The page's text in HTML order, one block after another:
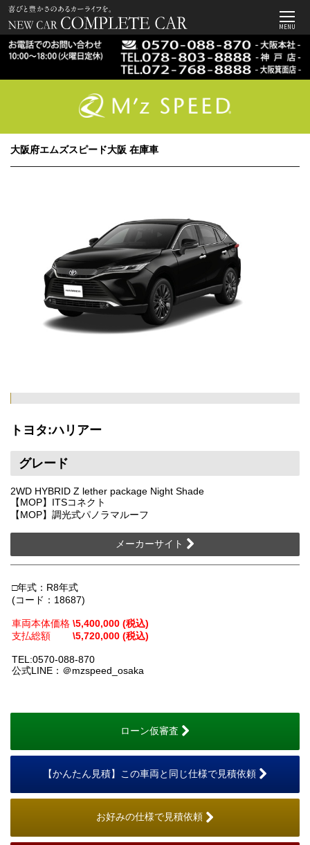
MENU
大阪府エムズスピード大阪 在庫車
トヨタ:ハリアー
グレード
2WD HYBRID Z lether package Night Shade
【MOP】ITSコネクト
【MOP】調光式パノラマルーフ
メーカーサイト
□年式：R8年式
(コード：18687)
車両本体価格 \5,400,000 (税込)
支払総額
\5,720,000 (税込)
TEL:0570-088-870
公式LINE：＠mzspeed_osaka
ローン仮審査
【かんたん見積】この車両と同じ仕様で見積依頼
お好みの仕様で見積依頼